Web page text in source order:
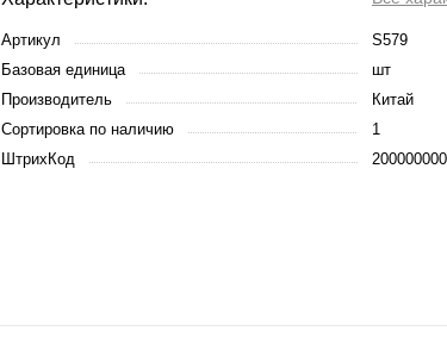
Артикул
S579
Базовая единица
шт
Производитель
Китай
Сортировка по наличию
1
ШтрихКод